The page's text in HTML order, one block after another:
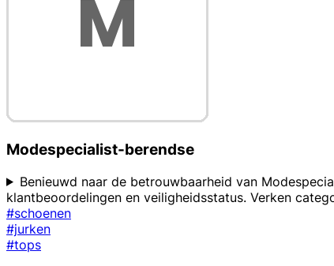
Modespecialist-berendse
Benieuwd naar de betrouwbaarheid van
klantbeoordelingen en veiligheidsstatus. Verken
#schoenen
#jurken
#tops